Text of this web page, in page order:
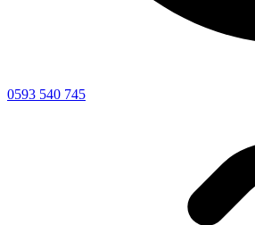
0593 540 745